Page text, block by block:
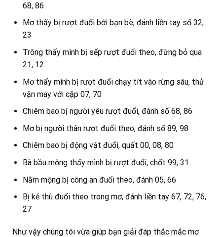
68, 86
Mơ thấy bị rượt đuổi bởi bạn bè, đánh liền tay số 32,
23
Trông thấy mình bị sếp rượt đuổi theo, đừng bỏ qua
21, 12
Mơ thấy mình bị rượt đuổi chạy tít vào rừng sâu, thử
vận may với cặp 07, 70
Chiêm bao bị người yêu rượt đuổi, đánh số 68, 86
Mơ bị người thân rượt đuổi theo, đánh số 89, 98
Chiêm bao bị động vật đuổi, quất 00, 08, 80
Bà bầu mộng thấy mình bị rượt đuổi, chốt 99, 31
Nằm mộng bị công an đuổi theo, đánh 05, 66
Bị kẻ thù đuổi theo trong mơ, đánh liền tay 67, 72, 76,
27
Như vậy chúng tôi vừa giúp bạn giải đáp thắc mắc mơ